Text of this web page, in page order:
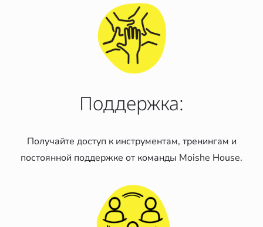
Поддержка:
Получайте доступ к инструментам, тренингам и
постоянной поддержке от команды Moishe House.